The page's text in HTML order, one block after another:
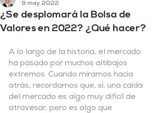
¿Se desplomará la Bolsa de
Valores en 2022? ¿Qué hacer?
9 may 2022
A lo largo de la historia, el mercado
ha pasado por muchos altibajos
extremos. Cuando miramos hacia
atrás, recordamos que, sí, una caída
del mercado es algo muy difícil de
atravesar, pero es algo que